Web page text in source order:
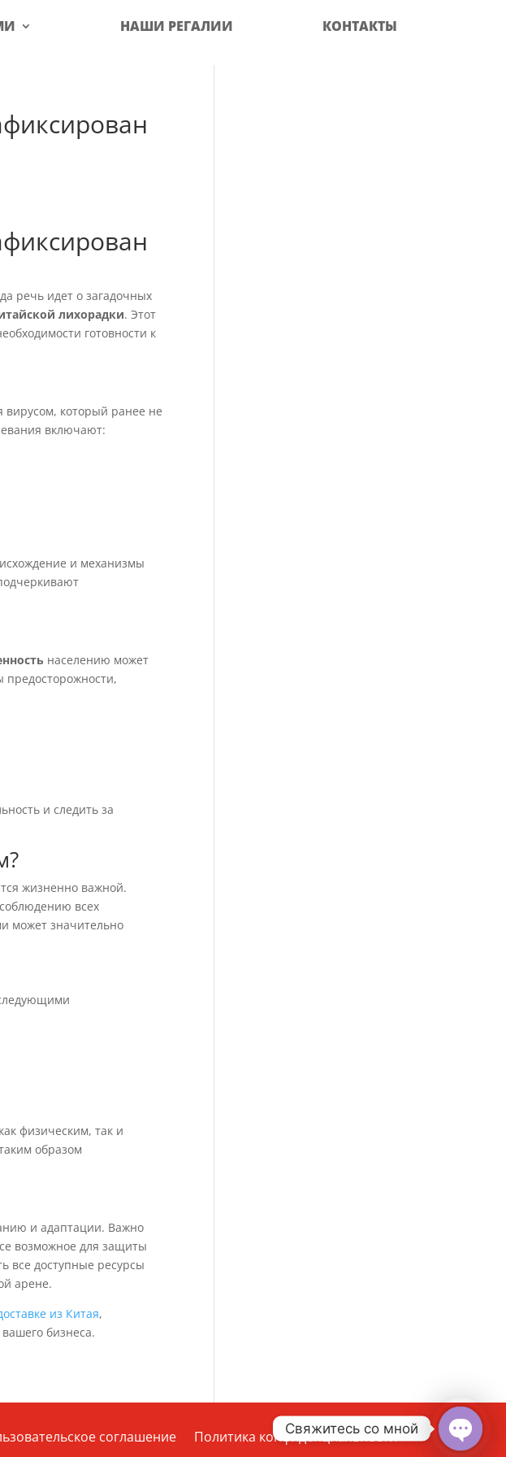
НАШИ РЕГАЛИИ КОНТАКТЫ
речь идет о загадочных
лихорадки. Этот
готовности к
вирусом, который ранее не
включают:
и механизмы
населению может
и следить за
жизненно важной.
всех
может значительно
физическим, так и
образом
и адаптации. Важно
возможное для защиты
все доступные ресурсы
арене.
из Китая,
бизнеса.
соглашение Политика конфиденциальности
Свяжитесь со мной